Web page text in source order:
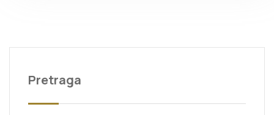
Pretraga